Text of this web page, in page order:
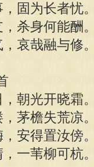
固为长者忧
杀身何能酬
哀哉融与修
朝光开晓霜
茅檐失荒凉
安得置汝傍
一苇柳可杭